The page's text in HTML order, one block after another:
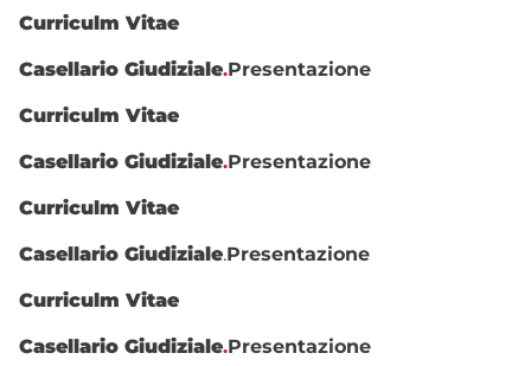
Curriculm Vitae
Casellario Giudiziale.Presentazione
Curriculm Vitae
Casellario Giudiziale.Presentazione
Curriculm Vitae
Casellario Giudiziale.Presentazione
Curriculm Vitae
Casellario Giudiziale.Presentazione